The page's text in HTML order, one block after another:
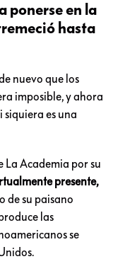
ponerse en la
hasta
nuevo que los
imposible, y ahora
es una
La Academia por su
presente,
de su paisano
las
se